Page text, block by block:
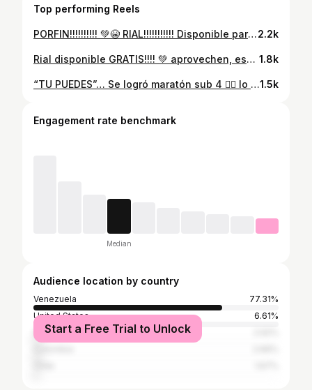
Top performing Reels
PORFIN!!!!!!!!!! 💚😭 RIAL!!!!!!!!!!! Disponible para AppStore, muy pronto a venir para Android. Gracias por la paciencia y por acompañarnos en todo el proceso 🫶🏻 Esperemos LES ENCANTE 😁❤️ #Rial #finanzas #venezuela2.2k
Rial disponible GRATIS!!!! 💚 aprovechen, esperemos que les guste y nos cuentan que tal 🫶🏻 La idea es que sea una solución a un problema real y los ayude mucho 🫡 #rial #emprendimiento #venezuela 1.8k
“TU PUEDES”… Se logró maratón sub 4 ✊🏻 lo di todo! Volveré por mucho más. CAF es mágico ❤️ Gracias a todos por el apoyo. #running #marathon #maraton #yocorroladecima #run1.5k
Engagement rate benchmark
Median
Audience location by country
Venezuela
77.31%
United States
6.61%
Spain
Start a Free Trial to Unlock